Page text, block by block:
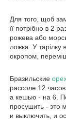
Для того, щоб
її потрібно в 2
рожева або
ложка. У тарілку
окропом,
Бразильские
рассоле 12
а кешью - на 6.
просушить - это
и выключить, и